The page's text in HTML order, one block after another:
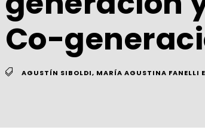
AGUSTÍN SIBOLDI, MARÍA AGUSTINA FANELLI